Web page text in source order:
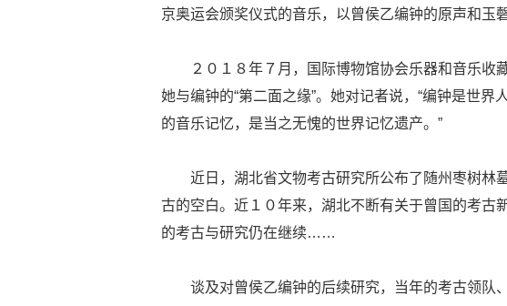
京奥运会颁奖仪式的音乐，以曾侯乙编钟的原声和玉
２０１８年７月，国际博物馆协会乐器和音乐收
她与编钟的“第二面之缘”。她对记者说，“编钟是世
的音乐记忆，是当之无愧的世界记忆遗产。”
近日，湖北省文物考古研究所公布了随州枣树林
古的空白。近１０年来，湖北不断有关于曾国的考古
的考古与研究仍在继续……
谈及对曾侯乙编钟的后续研究，当年的考古领队